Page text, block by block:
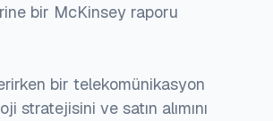
bir McKinsey raporu
bir telekomünikasyon
stratejisini ve satın alımını